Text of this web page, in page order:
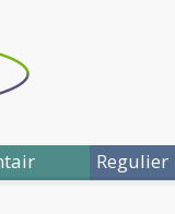
Regulier